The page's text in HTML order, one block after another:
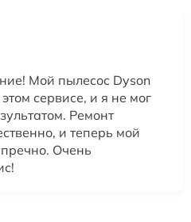
Мой пылесос Dyson
сервисе, и я не мог
Ремонт
и теперь мой
Очень